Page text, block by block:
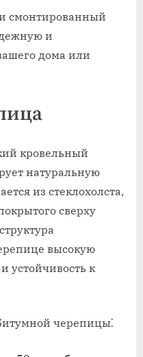
смонтированный
и
дома или
кровельный
натуральную
из стеклохолста,
сверху
высокую
устойчивость к
черепицы⁚